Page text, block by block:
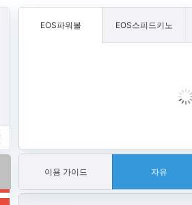
EOS파워볼 EOS스피드키노
이용 가이드 자유